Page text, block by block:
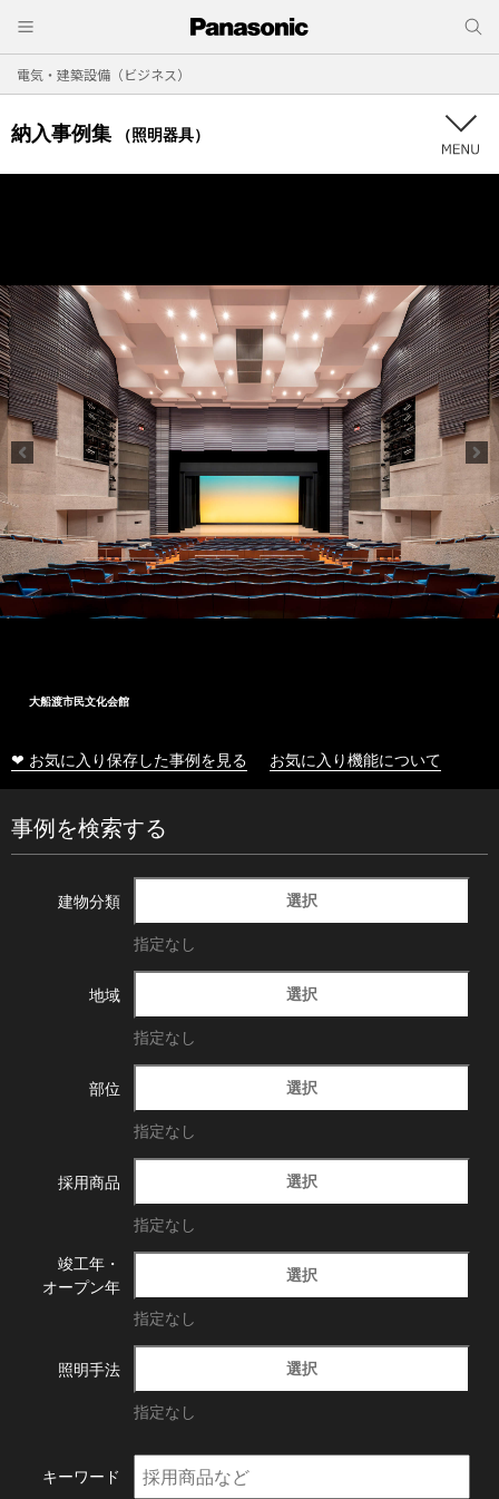
電気・建築設備（ビジネス）
納入事例集 （照明器具）
大船渡市民文化会館
❤ お気に入り保存した事例を見る お気に入り機能について
事例を検索する
建物分類 選択
指定なし
地域 選択
指定なし
部位 選択
指定なし
採用商品 選択
指定なし
竣工年・
オープン年
選択
指定なし
照明手法 選択
指定なし
キーワード